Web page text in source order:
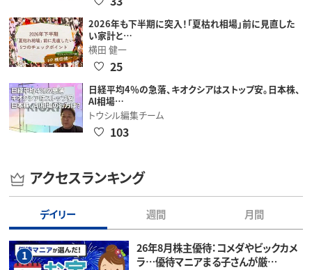
2026年も下半期に突入！「夏枯れ相場」前に見直した
い家計と…
横田 健一
25
日経平均4％の急落、キオクシアはストップ安。日本株、
AI相場…
トウシル編集チーム
103
アクセスランキング
デイリー 週間 月間
1
26年8月株主優待：コメダやビックカメ
ラ…優待マニアまる子さんが厳…